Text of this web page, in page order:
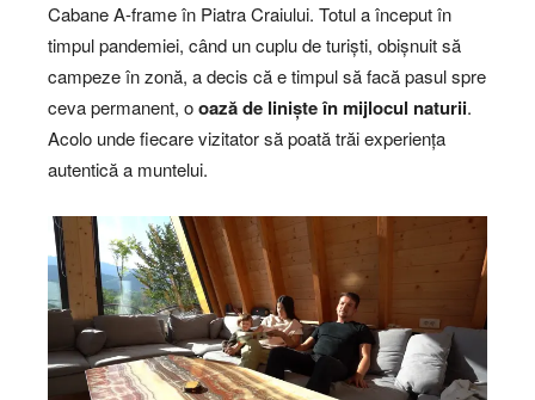
Cabane A-frame în Piatra Craiului. Totul a început în
timpul pandemiei, când un cuplu de turiști, obișnuit să
campeze în zonă, a decis că e timpul să facă pasul spre
ceva permanent, ooază de liniște în mijlocul naturii.
Acolo unde fiecare vizitator să poată trăi experiența
autentică a muntelui.